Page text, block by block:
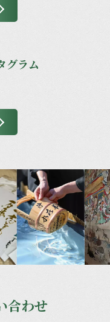
グラム
合わせ